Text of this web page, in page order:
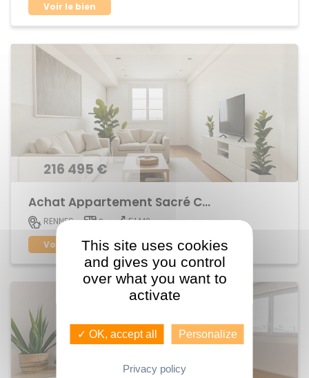
Voir le bien
216 495 €
Achat Appartement Sacré Coeur
RENNES 3
51 M2
Voir le bienThis site uses cookies
and gives you control
over what you want to
activate
✓ OK, accept all Personalize
Privacy policy